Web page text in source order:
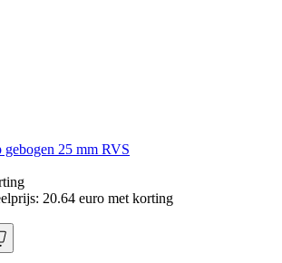
25 mm RVS
20.64 euro met korting